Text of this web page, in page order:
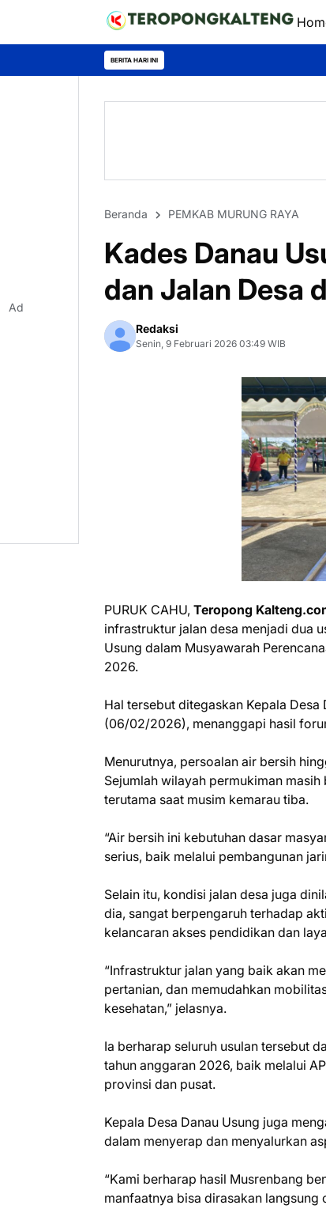
BERITA HARI INI
Beranda PEMKAB MURUNG RAYA
Kades Danau
dan Jalan Desa
Redaksi
Senin, 9 Februari 2026 03:49 WIB
PURUK CAHU, Teropong
infrastruktur jalan desa menjadi dua
Usung dalam Musyawarah
2026.
Hal tersebut ditegaskan Kepala
(06/02/2026), menanggapi hasil
Menurutnya, persoalan air bersih
Sejumlah wilayah permukiman
terutama saat musim kemarau tiba.
“Air bersih ini kebutuhan dasar
serius, baik melalui pembangunan
Selain itu, kondisi jalan desa juga
dia, sangat berpengaruh terhadap
kelancaran akses pendidikan dan
“Infrastruktur jalan yang baik akan
pertanian, dan memudahkan
kesehatan,” jelasnya.
Ia berharap seluruh usulan tersebut
tahun anggaran 2026, baik melalui
provinsi dan pusat.
Kepala Desa Danau Usung juga
dalam menyerap dan menyalurkan
“Kami berharap hasil Musrenbang
manfaatnya bisa dirasakan langsung
Ad